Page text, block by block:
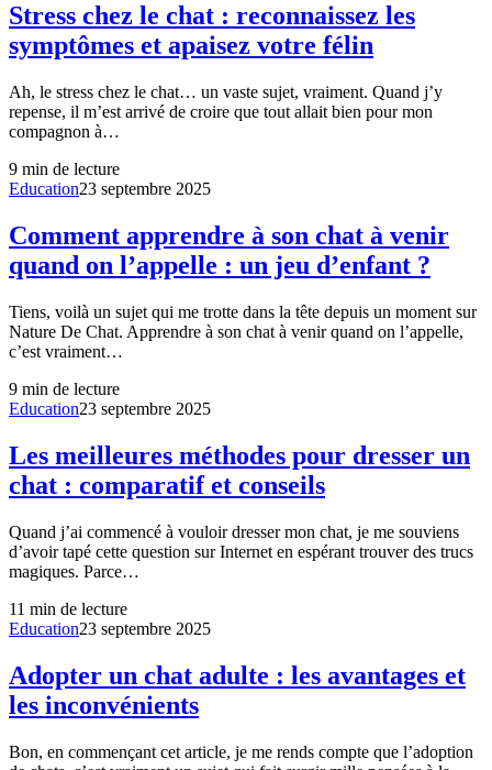
Stress chez le chat : reconnaissez les
symptômes et apaisez votre félin
Ah, le stress chez le chat… un vaste sujet, vraiment. Quand j’y
repense, il m’est arrivé de croire que tout allait bien pour mon
compagnon à…
9 min de lecture
Education23 septembre 2025
Comment apprendre à son chat à venir
quand on l’appelle : un jeu d’enfant ?
Tiens, voilà un sujet qui me trotte dans la tête depuis un moment sur
Nature De Chat. Apprendre à son chat à venir quand on l’appelle,
c’est vraiment…
9 min de lecture
Education23 septembre 2025
Les meilleures méthodes pour dresser un
chat : comparatif et conseils
Quand j’ai commencé à vouloir dresser mon chat, je me souviens
d’avoir tapé cette question sur Internet en espérant trouver des trucs
magiques. Parce…
11 min de lecture
Education23 septembre 2025
Adopter un chat adulte : les avantages et
les inconvénients
Bon, en commençant cet article, je me rends compte que l’adoption